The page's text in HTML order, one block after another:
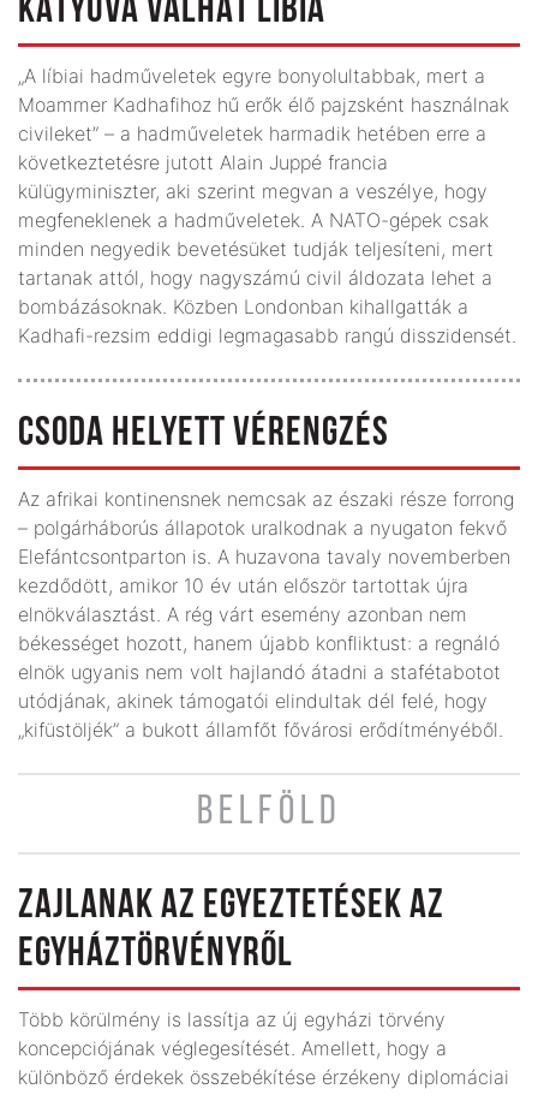
KÁTYÚVÁ VÁLHAT LÍBIA
„A líbiai hadműveletek egyre bonyolultabbak, mert a
Moammer Kadhafihoz hű erők élő pajzsként használnak
civileket” – a had­műveletek harmadik hetében erre a
következtetésre jutott Alain Juppé francia
külügyminiszter, aki szerint megvan a veszélye, hogy
meg­fenek­lenek a hadműveletek. A NATO-gépek csak
minden negyedik bevetésüket tudják teljesíteni, mert
tartanak attól, hogy nagyszámú civil áldozata lehet a
bombázásoknak. Közben Londonban kihallgatták a
Kadhafi-rezsim eddigi legmagasabb rangú disszidensét.
CSODA HELYETT VÉRENGZÉS
Az afrikai kontinensnek nemcsak az északi része forrong
– polgárháborús állapotok uralkodnak a nyugaton fekvő
Elefánt­csont­parton is. A huzavona tavaly novemberben
kezdődött, amikor 10 év után először tartottak újra
elnökválasztást. A rég várt esemény azonban nem
békességet hozott, hanem újabb konfliktust: a regnáló
elnök ugyanis nem volt hajlandó átadni a staféta­botot
utódjának, akinek támogatói elindul­­tak dél felé, hogy
„kifüstöljék” a bukott államfőt fővárosi erődítményéből.
BELFÖLD
ZAJLANAK AZ EGYEZTETÉSEK AZ
EGYHÁZTÖRVÉNYRŐL
Több körülmény is lassítja az új egyházi törvény
koncepciójának véglegesítését. Amellett, hogy a
különböző érdekek összebékítése érzékeny diplomáciai